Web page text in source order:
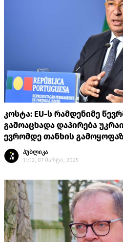
კოსტა: EU-ს რამდენიმე
გამოაცხადა დაპირება
ევრომდე თანხის
პუბლიკა
11:12, 07 მარტი, 2025